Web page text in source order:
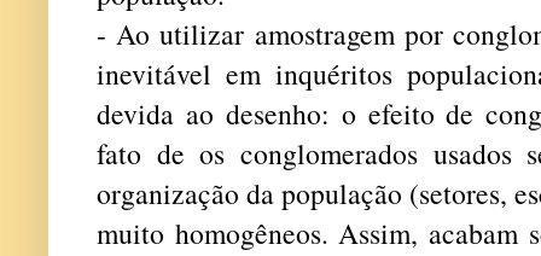
- Ao utilizar amostragem por
inevitável em inquéritos
devida ao desenho: o efeito de
fato de os conglomerados usados
organização da população (setores,
muito homogêneos. Assim, acabam